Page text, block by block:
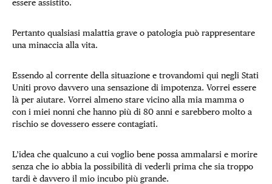
essere assistito.
Pertanto qualsiasi malattia grave o patologia può rappresentare
una minaccia alla vita.
Essendo al corrente della situazione e trovandomi qui negli Stati
Uniti provo davvero una sensazione di impotenza. Vorrei essere
là per aiutare. Vorrei almeno stare vicino alla mia mamma o
con i miei nonni che hanno più di 80 anni e sarebbero molto a
rischio se dovessero essere contagiati.
L’idea che qualcuno a cui voglio bene possa ammalarsi e morire
senza che io abbia la possibilità di vederli prima che sia troppo
tardi è davvero il mio incubo più grande.